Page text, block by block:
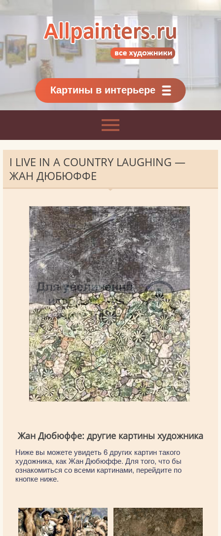
Картины классиков
и современников
Картины в интерьере
I LIVE IN A COUNTRY LAUGHING —
ЖАН ДЮБЮФФЕ
Жан Дюбюффе: другие картины художника
Ниже вы можете увидеть 6 других картин такого
художника, как Жан Дюбюффе. Для того, что бы
ознакомиться со всеми картинами, перейдите по
кнопке ниже.